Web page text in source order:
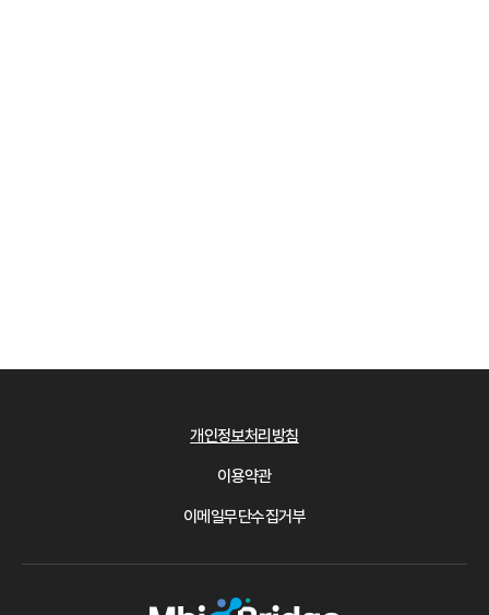
개인정보처리방침
이용약관
이메일무단수집거부